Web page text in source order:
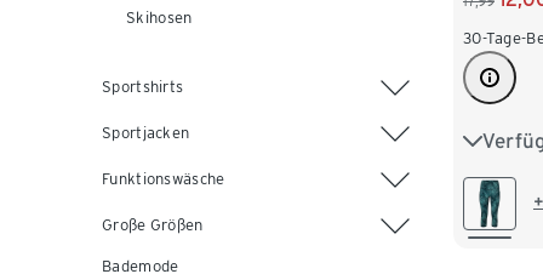
Skihosen
Sportshirts
Sportjacken
Funktionswäsche
Große Größen
Bademode
30-Tage-
XS 32/
M 40/42